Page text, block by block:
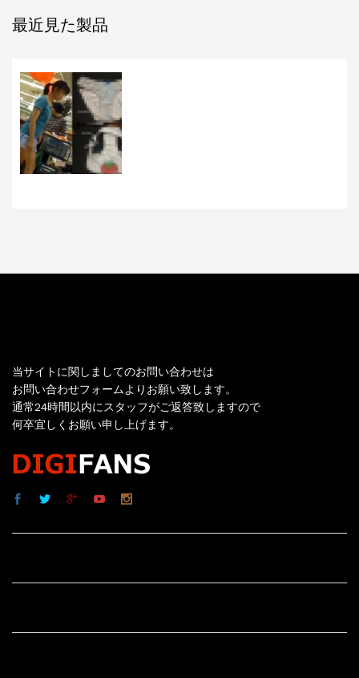
最近見た製品
当サイトに関しましてのお問い合わせは
お問い合わせフォームよりお願い致します。
通常24時間以内にスタッフがご返答致しますので
何卒宜しくお願い申し上げます。